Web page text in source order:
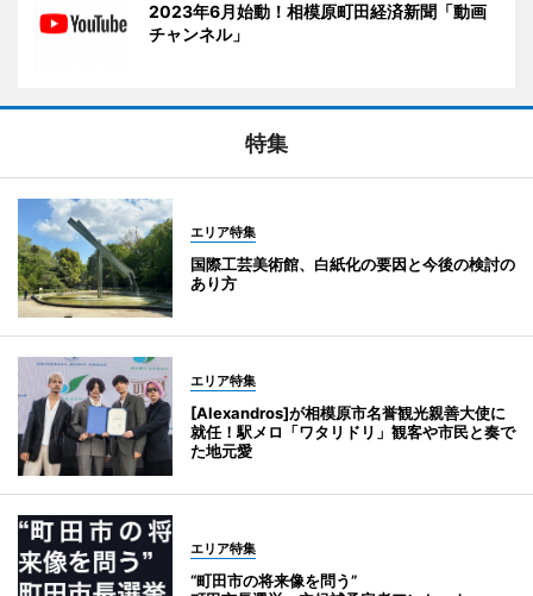
2023年6月始動！相模原町田経済新聞「動画
チャンネル」
特集
エリア特集
国際工芸美術館、白紙化の要因と今後の検討の
あり方
エリア特集
[Alexandros]が相模原市名誉観光親善大使に
就任！駅メロ「ワタリドリ」観客や市民と奏で
た地元愛
エリア特集
“町田市の将来像を問う”